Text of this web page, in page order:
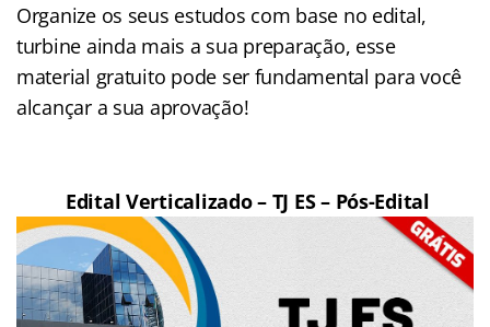
Organize os seus estudos com base no edital,
turbine ainda mais a sua preparação, esse
material gratuito pode ser fundamental para você
alcançar a sua aprovação!
Edital Verticalizado – TJ ES – Pós-Edital